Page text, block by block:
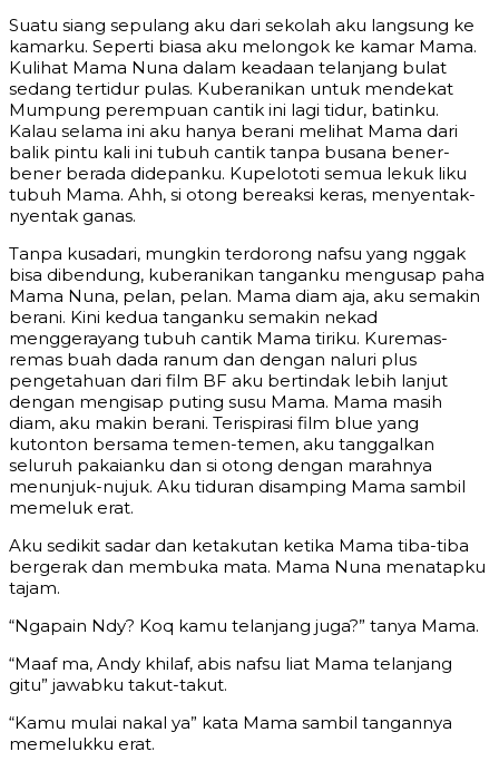
Suatu siang sepulang aku dari sekolah aku langsung ke
kamarku. Seperti biasa aku melongok ke kamar Mama.
Kulihat Mama Nuna dalam keadaan telanjang bulat
sedang tertidur pulas. Kuberanikan untuk mendekat
Mumpung perempuan cantik ini lagi tidur, batinku.
Kalau selama ini aku hanya berani melihat Mama dari
balik pintu kali ini tubuh cantik tanpa busana bener-
bener berada didepanku. Kupelototi semua lekuk liku
tubuh Mama. Ahh, si otong bereaksi keras, menyentak-
nyentak ganas.
Tanpa kusadari, mungkin terdorong nafsu yang nggak
bisa dibendung, kuberanikan tanganku mengusap paha
Mama Nuna, pelan, pelan. Mama diam aja, aku semakin
berani. Kini kedua tanganku semakin nekad
menggerayang tubuh cantik Mama tiriku. Kuremas-
remas buah dada ranum dan dengan naluri plus
pengetahuan dari film BF aku bertindak lebih lanjut
dengan mengisap puting susu Mama. Mama masih
diam, aku makin berani. Terispirasi film blue yang
kutonton bersama temen-temen, aku tanggalkan
seluruh pakaianku dan si otong dengan marahnya
menunjuk-nujuk. Aku tiduran disamping Mama sambil
memeluk erat.
Aku sedikit sadar dan ketakutan ketika Mama tiba-tiba
bergerak dan membuka mata. Mama Nuna menatapku
tajam.
“Ngapain Ndy? Koq kamu telanjang juga?” tanya Mama.
“Maaf ma, Andy khilaf, abis nafsu liat Mama telanjang
gitu” jawabku takut-takut.
“Kamu mulai nakal ya” kata Mama sambil tangannya
memelukku erat.